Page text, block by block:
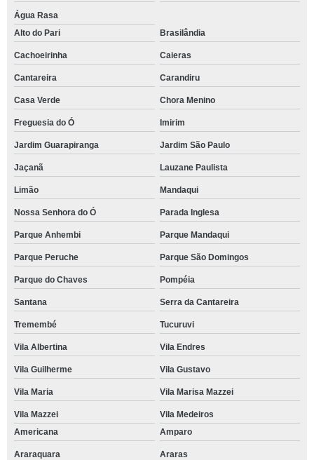
Água Rasa
Alto do Pari
Brasilândia
Cachoeirinha Caieras
Cantareira Carandiru
Casa Verde Chora Menino
Freguesia do Ó Imirim
Jardim Guarapiranga Jardim São Paulo
Jaçanã Lauzane Paulista
Limão Mandaqui
Nossa Senhora do Ó Parada Inglesa
Parque Anhembi Parque Mandaqui
Parque Peruche Parque São Domingos
Parque do Chaves Pompéia
Santana Serra da Cantareira
Tremembé Tucuruvi
Vila Albertina Vila Endres
Vila Guilherme Vila Gustavo
Vila Maria Vila Marisa Mazzei
Vila Mazzei
Vila Medeiros
Americana
Amparo
Araraquara Araras